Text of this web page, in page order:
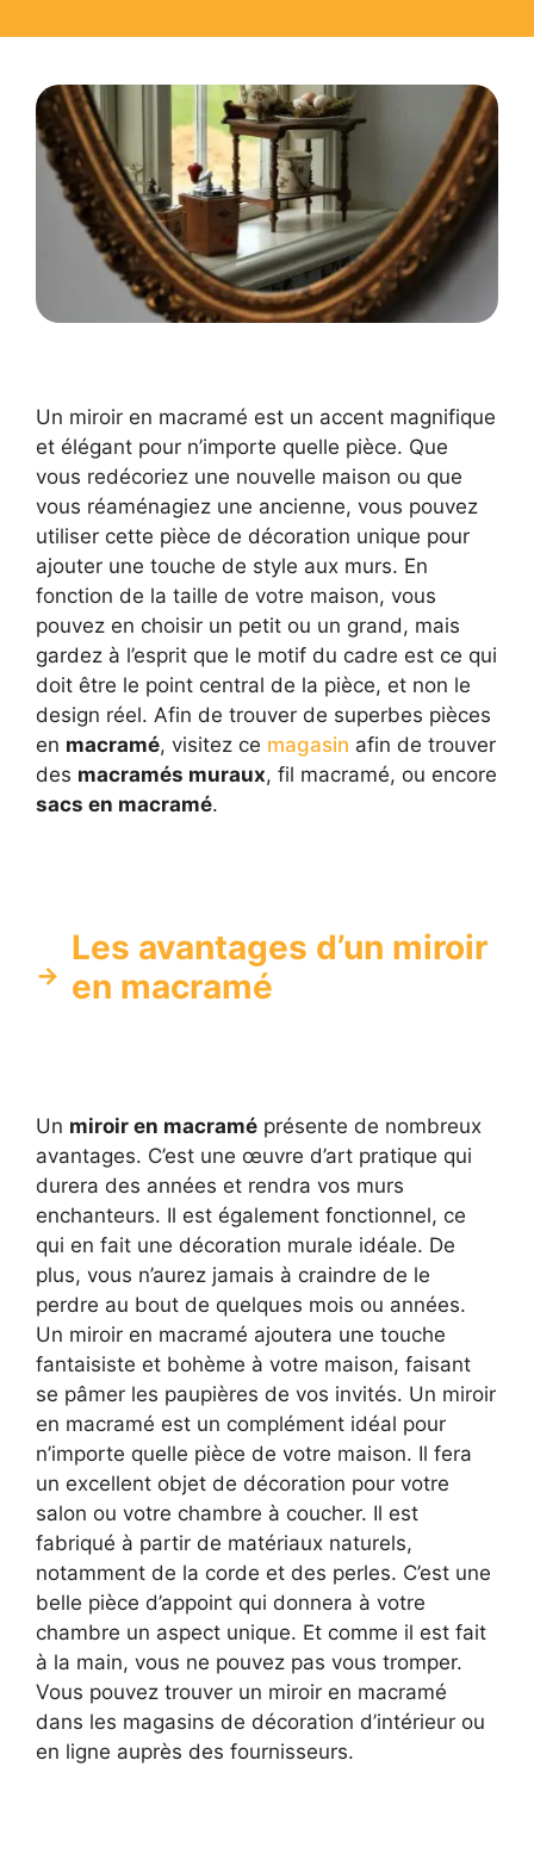
Un miroir en macramé est un accent magnifique
et élégant pour n’importe quelle pièce. Que
vous redécoriez une nouvelle maison ou que
vous réaménagiez une ancienne, vous pouvez
utiliser cette pièce de décoration unique pour
ajouter une touche de style aux murs. En
fonction de la taille de votre maison, vous
pouvez en choisir un petit ou un grand, mais
gardez à l’esprit que le motif du cadre est ce qui
doit être le point central de la pièce, et non le
design réel. Afin de trouver de superbes pièces
en macramé, visitez ce magasin afin de trouver
des macramés muraux, fil macramé, ou encore
sacs en macramé.
Les avantages d’un miroir
en macramé
Un miroir en macramé présente de nombreux
avantages. C’est une œuvre d’art pratique qui
durera des années et rendra vos murs
enchanteurs. Il est également fonctionnel, ce
qui en fait une décoration murale idéale. De
plus, vous n’aurez jamais à craindre de le
perdre au bout de quelques mois ou années.
Un miroir en macramé ajoutera une touche
fantaisiste et bohème à votre maison, faisant
se pâmer les paupières de vos invités. Un miroir
en macramé est un complément idéal pour
n’importe quelle pièce de votre maison. Il fera
un excellent objet de décoration pour votre
salon ou votre chambre à coucher. Il est
fabriqué à partir de matériaux naturels,
notamment de la corde et des perles. C’est une
belle pièce d’appoint qui donnera à votre
chambre un aspect unique. Et comme il est fait
à la main, vous ne pouvez pas vous tromper.
Vous pouvez trouver un miroir en macramé
dans les magasins de décoration d’intérieur ou
en ligne auprès des fournisseurs.